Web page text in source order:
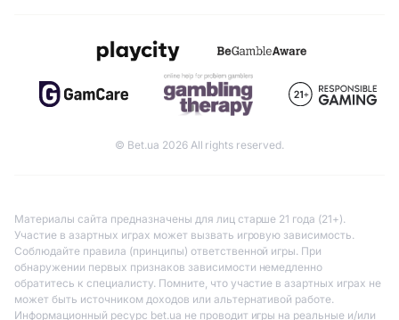
© Bet.ua 2026 All rights reserved.
Материалы сайта предназначены для лиц старше 21 года (21+).
Участие в азартных играх может вызвать игровую зависимость.
Соблюдайте правила (принципы) ответственной игры. При
обнаружении первых признаков зависимости немедленно
обратитесь к специалисту. Помните, что участие в азартных играх не
может быть источником доходов или альтернативой работе.
Информационный ресурс bet.ua не проводит игры на реальные и/или